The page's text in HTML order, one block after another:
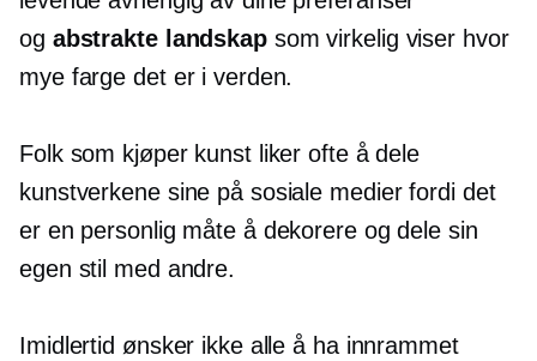
og abstrakte landskapsom virkelig viser hvor
mye farge det er i verden.
Folk som kjøper kunst liker ofte å dele
kunstverkene sine på sosiale medier fordi det
er en personlig måte å dekorere og dele sin
egen stil med andre.
Imidlertid ønsker ikke alle å ha innrammet